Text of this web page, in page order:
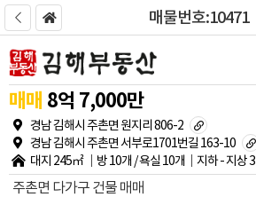
매물번호:10471
매매 8억 7,000만
경남 김해시 주촌면 원지리 806-2
경남 김해시 주촌면 서부로1701번길 163-10
대지 245㎡ 방10개 / 욕실 10개 지하-지상3
주촌면 다가구 건물 매매